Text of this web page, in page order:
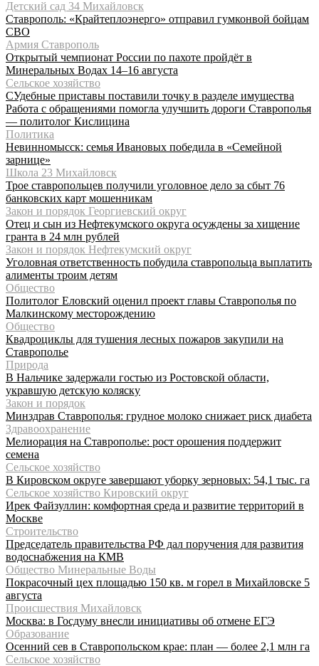
Детский сад 34 Михайловск
Ставрополь: «Крайтеплоэнерго» отправил гумконвой бойцам
СВО
Армия Ставрополь
Открытый чемпионат России по пахоте пройдёт в
Минеральных Водах 14–16 августа
Сельское хозяйство
СУдебные приставы поставили точку в разделе имущества
Работа с обращениями помогла улучшить дороги Ставрополья
— политолог Кислицина
Политика
Невинномысск: семья Ивановых победила в «Семейной
зарнице»
Школа 23 Михайловск
Трое ставропольцев получили уголовное дело за сбыт 76
банковских карт мошенникам
Закон и порядок Георгиевский округ
Отец и сын из Нефтекумского округа осуждены за хищение
гранта в 24 млн рублей
Закон и порядок Нефтекумский округ
Уголовная ответственность побудила ставропольца выплатить
алименты троим детям
Общество
Политолог Еловский оценил проект главы Ставрополья по
Малкинскому месторождению
Общество
Квадроциклы для тушения лесных пожаров закупили на
Ставрополье
Природа
В Нальчике задержали гостью из Ростовской области,
укравшую детскую коляску
Закон и порядок
Минздрав Ставрополья: грудное молоко снижает риск диабета
Здравоохранение
Мелиорация на Ставрополье: рост орошения поддержит
семена
Сельское хозяйство
В Кировском округе завершают уборку зерновых: 54,1 тыс. га
Сельское хозяйство Кировский округ
Ирек Файзуллин: комфортная среда и развитие территорий в
Москве
Строительство
Председатель правительства РФ дал поручения для развития
водоснабжения на КМВ
Общество Минеральные Воды
Покрасочный цех площадью 150 кв. м горел в Михайловске 5
августа
Происшествия Михайловск
Москва: в Госдуму внесли инициативы об отмене ЕГЭ
Образование
Осенний сев в Ставропольском крае: план — более 2,1 млн га
Сельское хозяйство